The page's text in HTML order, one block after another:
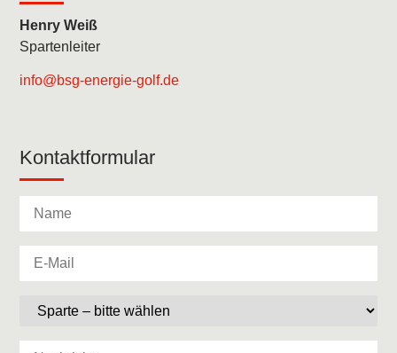
Henry Weiß
Spartenleiter
info@bsg-energie-golf.de
Kontaktformular